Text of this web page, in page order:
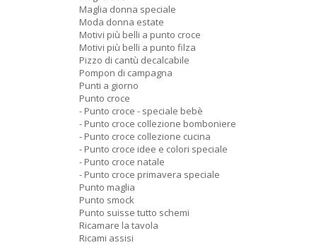
Maglia donna speciale
Moda donna estate
Motivi più belli a punto croce
Motivi più belli a punto filza
Pizzo di cantù decalcabile
Pompon di campagna
Punti a giorno
Punto croce
- Punto croce - speciale bebè
- Punto croce collezione bomboniere
- Punto croce collezione cucina
- Punto croce idee e colori speciale
- Punto croce natale
- Punto croce primavera speciale
Punto maglia
Punto smock
Punto suisse tutto schemi
Ricamare la tavola
Ricami assisi